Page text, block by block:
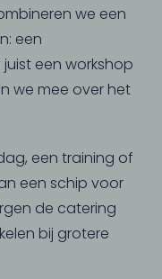
we een
een
een workshop
we mee over het
een training of
een schip voor
de catering
bij grotere